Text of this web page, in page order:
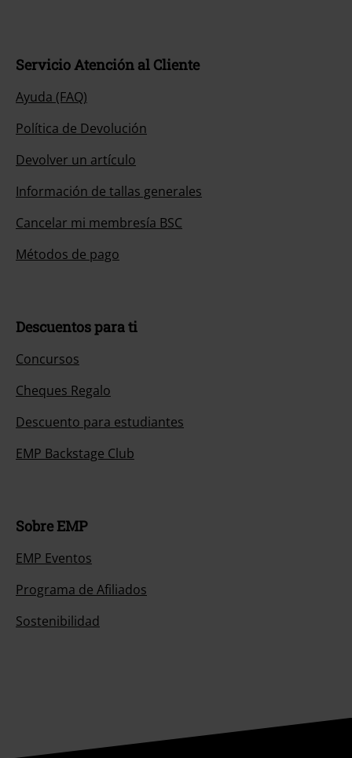
Servicio Atención al Cliente
Ayuda (FAQ)
Política de Devolución
Devolver un artículo
Información de tallas generales
Cancelar mi membresía BSC
Métodos de pago
Descuentos para ti
Concursos
Cheques Regalo
Descuento para estudiantes
EMP Backstage Club
Sobre EMP
EMP Eventos
Programa de Afiliados
Sostenibilidad